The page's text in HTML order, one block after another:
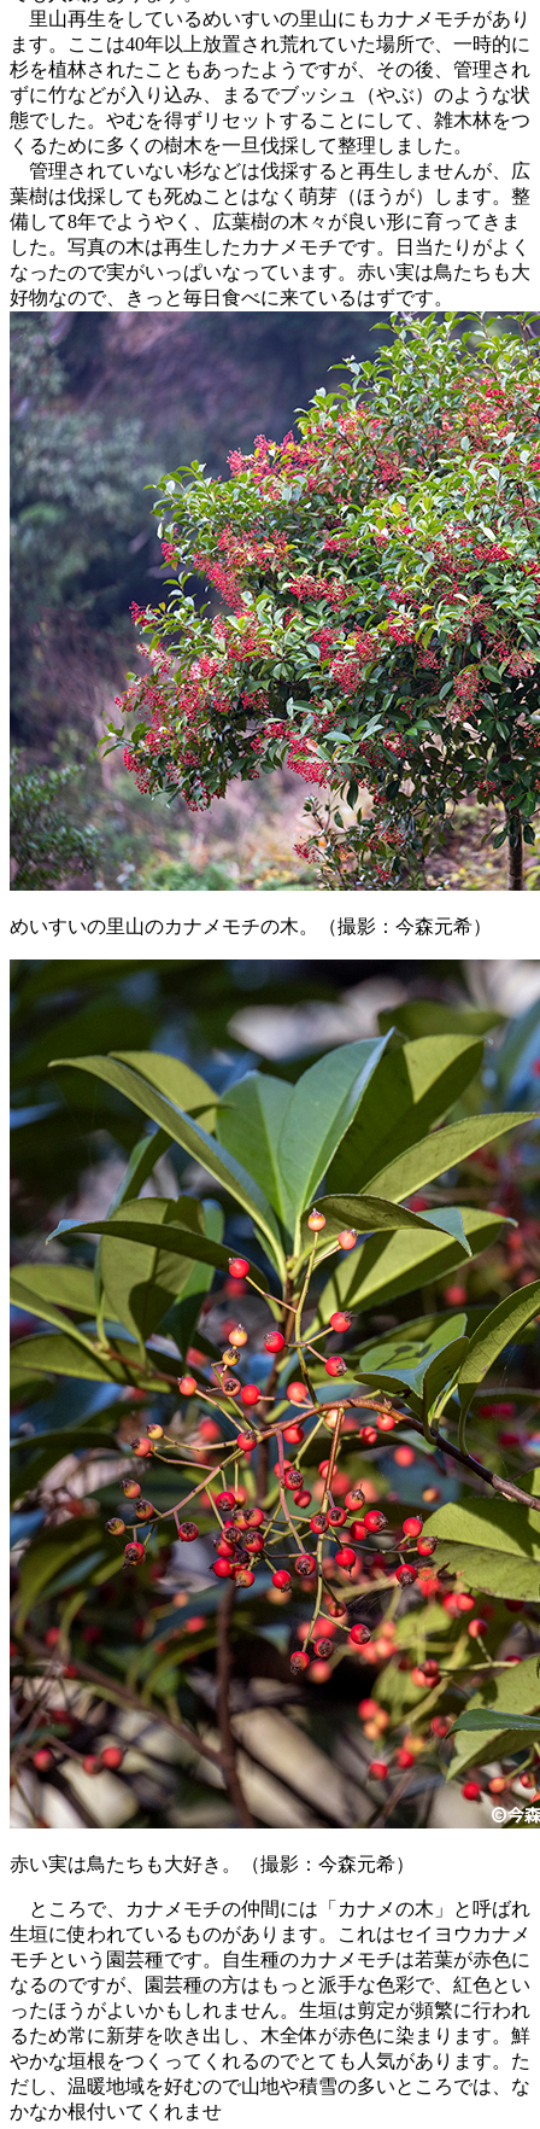
里山再生をしているめいすいの里山にもカナメモチがあり
ます。ここは40年以上放置され荒れていた場所で、一時的に
杉を植林されたこともあったようですが、その後、管理され
ずに竹などが入り込み、まるでブッシュ（やぶ）のような状
態でした。やむを得ずリセットすることにして、雑木林をつ
くるために多くの樹木を一旦伐採して整理しました。
管理されていない杉などは伐採すると再生しませんが、広
葉樹は伐採しても死ぬことはなく萌芽（ほうが）します。整
備して8年でようやく、広葉樹の木々が良い形に育ってきま
した。写真の木は再生したカナメモチです。日当たりがよく
なったので実がいっぱいなっています。赤い実は鳥たちも大
好物なので、きっと毎日食べに来ているはずです。
めいすいの里山のカナメモチの木。（撮影：今森元希）
赤い実は鳥たちも大好き。（撮影：今森元希）
ところで、カナメモチの仲間には「カナメの木」と呼ばれ
生垣に使われているものがあります。これはセイヨウカナメ
モチという園芸種です。自生種のカナメモチは若葉が赤色に
なるのですが、園芸種の方はもっと派手な色彩で、紅色とい
ったほうがよいかもしれません。生垣は剪定が頻繁に行われ
るため常に新芽を吹き出し、木全体が赤色に染まります。鮮
やかな垣根をつくってくれるのでとても人気があります。た
だし、温暖地域を好むので山地や積雪の多いところでは、な
かなか根付いてくれませ